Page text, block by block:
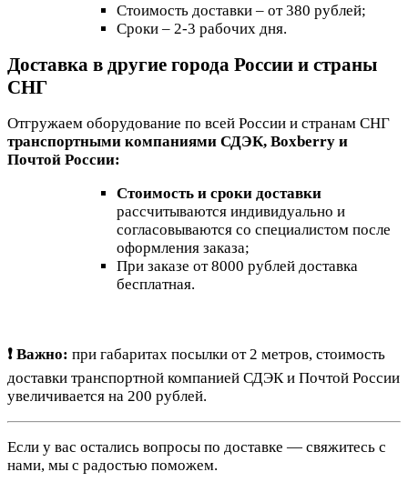
Стоимость доставки – от 380 рублей;
Сроки – 2-3 рабочих дня.
Доставка в другие города России и страны
СНГ
Отгружаем оборудование по всей России и странам СНГ
транспортными компаниями СДЭК, Boxberry и
Почтой России:
Стоимость и сроки доставки
рассчитываются индивидуально и
согласовываются со специалистом после
оформления заказа;
При заказе от 8000 рублей доставка
бесплатная.
❗ Важно: при габаритах посылки от 2 метров, стоимость
доставки транспортной компанией СДЭК и Почтой России
увеличивается на 200 рублей.
Если у вас остались вопросы по доставке — свяжитесь с
нами, мы с радостью поможем.